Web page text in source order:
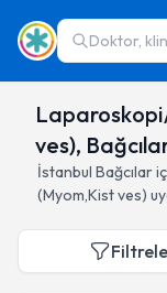
Doktor,
ves),
İstanbul Bağcılar
(Myom,Kist ves)
Filtrele